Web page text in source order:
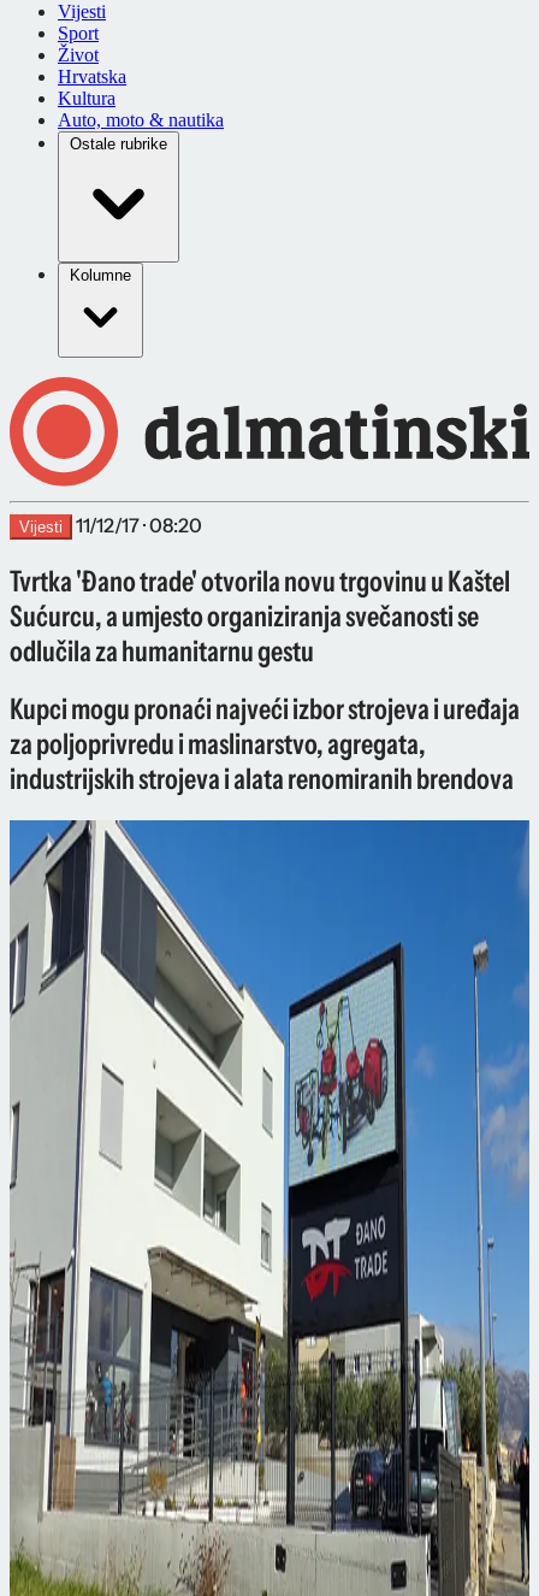
Vijesti
Sport
Život
Hrvatska
Kultura
Auto, moto & nautika
Ostale rubrike
Kolumne
Vijesti 11/12/17 · 08:20
Tvrtka 'Đano trade' otvorila novu trgovinu u Kaštel
Sućurcu, a umjesto organiziranja svečanosti se
odlučila za humanitarnu gestu
Kupci mogu pronaći najveći izbor strojeva i uređaja
za poljoprivredu i maslinarstvo, agregata,
industrijskih strojeva i alata renomiranih brendova